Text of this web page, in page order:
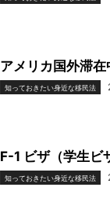
アメリカ国外滞
知っておきたい身近な移民法
F-1 ビザ（学生ビ
知っておきたい身近な移民法